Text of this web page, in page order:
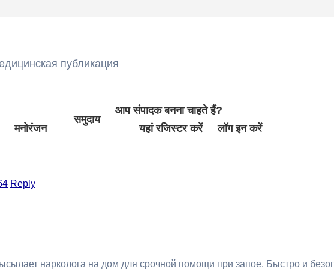
मनोरंजन
समुदाय
आप संपादक बनना चाहते हैं?
यहां रजिस्टर करें
लॉग इन करें
публикация
Reply
нарколога на дом для срочной помощи при запое. Быстро и